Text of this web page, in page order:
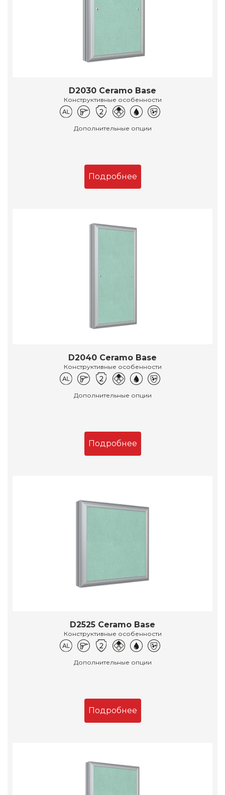
D2030 Ceramo Base
Конструктивные особенности
Дополнительные опции
Подробнее
D2040 Ceramo Base
Конструктивные особенности
Дополнительные опции
Подробнее
D2525 Ceramo Base
Конструктивные особенности
Дополнительные опции
Подробнее